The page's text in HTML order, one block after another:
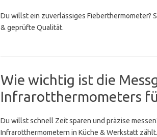
Du willst ein zuverlässiges Fieberthermometer?
& geprüfte Qualität.
Wie wichtig ist die
Infrarotthermometers
Du willst schnell Zeit sparen und präzise
Infrarotthermometern in Küche & Werkstatt zählt.